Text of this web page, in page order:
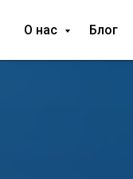
О нас Блог